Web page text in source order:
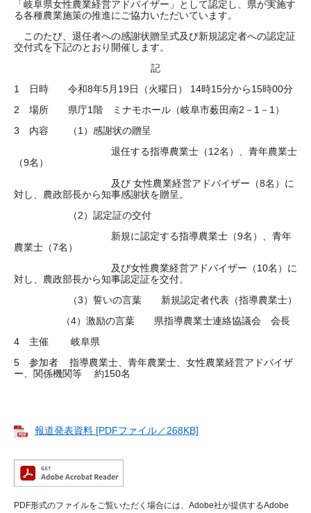
「岐阜県女性農業経営アドバイザー」として認定し、県が実施す
る各種農業施策の推進にご協力いただいています。
このたび、退任者への感謝状贈呈式及び新規認定者への認定証
交付式を下記のとおり開催します。
記
1 日時 令和8年5月19日（火曜日） 14時15分から15時00分
2 場所 県庁1階 ミナモホール（岐阜市薮田南2－1－1）
3 内容 （1）感謝状の贈呈
退任する指導農業士（12名）、青年農業士
（9名）
及び 女性農業経営アドバイザー（8名）に
対し、農政部長から知事感謝状を贈呈。
（2）認定証の交付
新規に認定する指導農業士（9名）、青年
農業士（7名）
及び女性農業経営アドバイザー（10名）に
対し、農政部長から知事認定証を交付。
（3）誓いの言葉 新規認定者代表（指導農業士）
（4）激励の言葉 県指導農業士連絡協議会 会長
4 主催 岐阜県
5 参加者 指導農業士、青年農業士、女性農業経営アドバイザ
ー、関係機関等 約150名
報道発表資料 [PDFファイル／268KB]
PDF形式のファイルをご覧いただく場合には、Adobe社が提供するAdobe